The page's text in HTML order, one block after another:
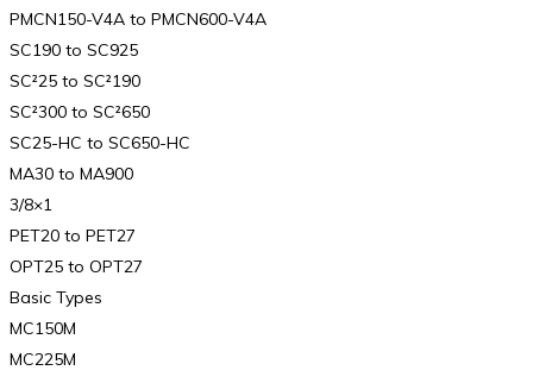
PMCN150-V4A to PMCN600-V4A
SC190 to SC925
SC²25 to SC²190
SC²300 to SC²650
SC25-HC to SC650-HC
MA30 to MA900
3/8×1
PET20 to PET27
OPT25 to OPT27
Basic Types
MC150M
MC225M